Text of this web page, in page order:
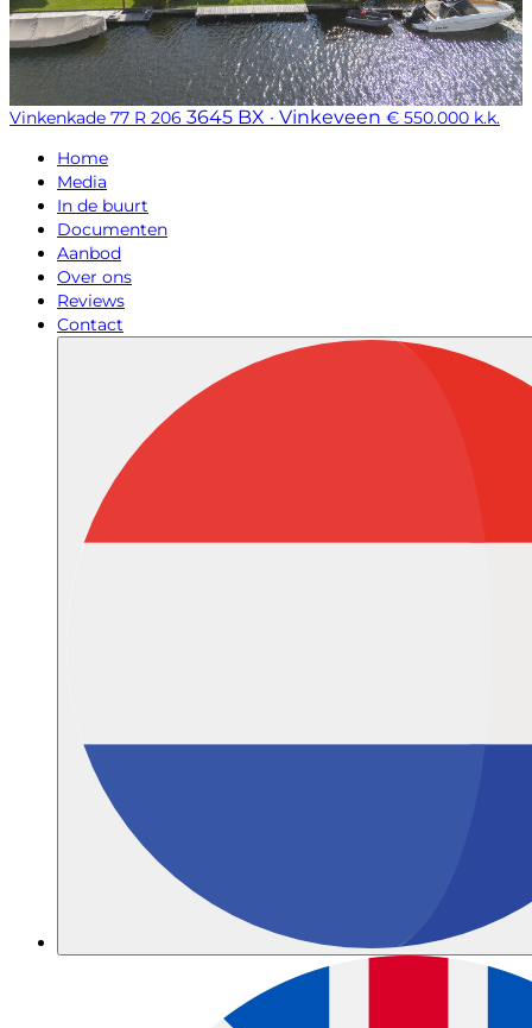
Vinkenkade 77 R 206 3645 BX · Vinkeveen € 550.000 k.k.
Home
Media
In de buurt
Documenten
Aanbod
Over ons
Reviews
Contact